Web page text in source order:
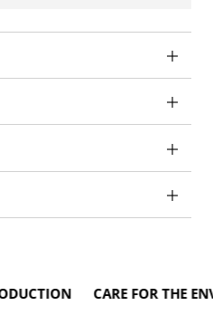
CARE FOR THE